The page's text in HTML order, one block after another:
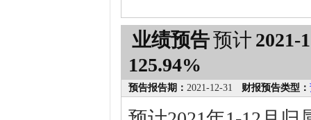
业绩预告预计 2021-
125.94%
预告报告期： 2021-12-31 财报预告类型：